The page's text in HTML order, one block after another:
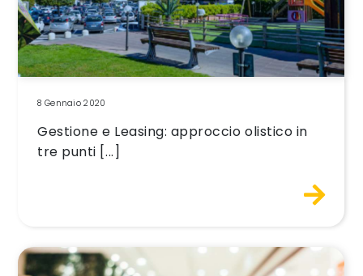
8 Gennaio 2020
Gestione e Leasing: approccio olistico in
tre punti [...]